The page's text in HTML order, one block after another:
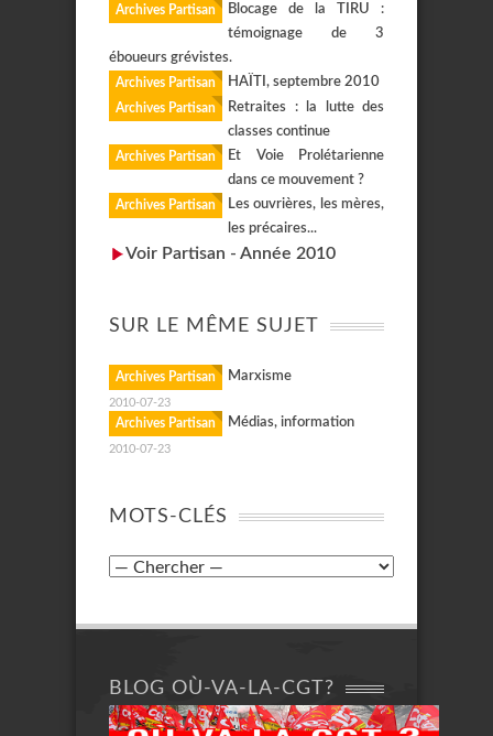
Archives Partisan
Blocage de la TIRU :
témoignage de 3
éboueurs grévistes.
Archives Partisan HAÏTI, septembre 2010
Archives Partisan
Retraites : la lutte des
classes continue
Archives Partisan
Et Voie Prolétarienne
dans ce mouvement ?
Archives Partisan
Les ouvrières, les mères,
les précaires...
Voir Partisan - Année 2010
SUR LE MÊME SUJET
Archives Partisan Marxisme
2010-07-23
Archives Partisan Médias, information
2010-07-23
MOTS-CLÉS
BLOG OÙ-VA-LA-CGT?